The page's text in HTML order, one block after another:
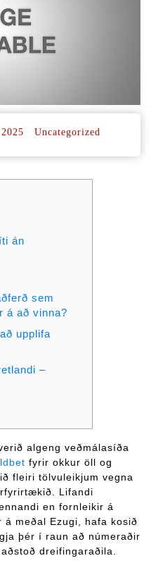
Uncategorized
án
sem
á að vinna?
upplifa
–
algeng veðmálasíða
fyrir okkur öll og
fleiri tölvuleikjum vegna
Lifandi
en fornleikir á
meðal Ezugi, hafa kosið
þér í raun að númeraðir
dreifingaraðila.